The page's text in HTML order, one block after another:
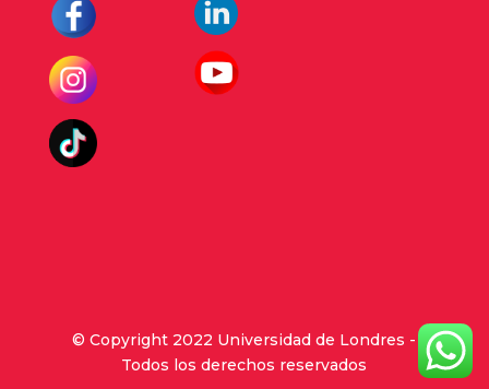
© Copyright 2022 Universidad de Londres -
Todos los derechos reservados